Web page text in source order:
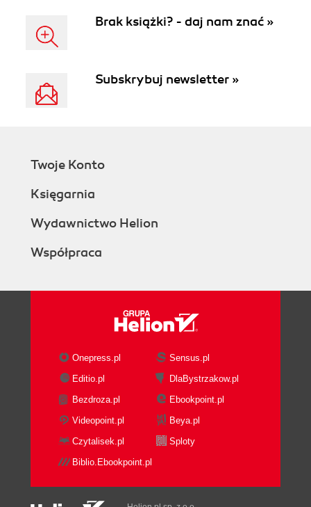
Brak książki? - daj nam znać »
Subskrybuj newsletter »
Twoje Konto
Księgarnia
Wydawnictwo Helion
Współpraca
Onepress.pl
Sensus.pl
Editio.pl
DlaBystrzakow.pl
Bezdroza.pl
Ebookpoint.pl
Videopoint.pl
Beya.pl
Czytalisek.pl
Sploty
Biblio.Ebookpoint.pl